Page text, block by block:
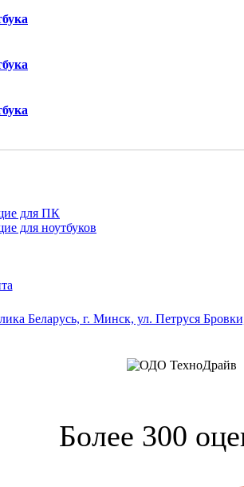
для ПК
для ноутбуков
Беларусь, г. Минск, ул. Петруся
Более 300